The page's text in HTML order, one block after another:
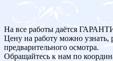
На все работы даётся
Цену на работу можно узнать,
предварительного осмотра.
Обращайтесь к нам по